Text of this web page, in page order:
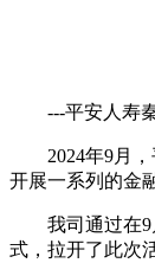
---平安人寿秦
2024年9月，
开展一系列的金
我司通过在9
式，拉开了此次